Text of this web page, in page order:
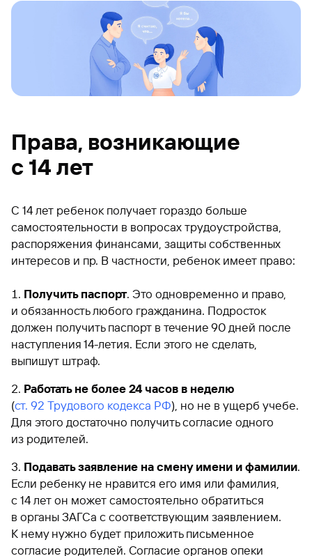
Права, возникающие
с 14 лет
С 14 лет ребенок получает гораздо больше
самостоятельности в вопросах трудоустройства,
распоряжения финансами, защиты собственных
интересов и пр. В частности, ребенок имеет право:
Получить паспорт. Это одновременно и право,
и обязанность любого гражданина. Подросток
должен получить паспорт в течение 90 дней после
наступления 14-летия. Если этого не сделать,
выпишут штраф.
Работать не более 24 часов в неделю
(ст. 92 Трудового кодекса РФ), но не в ущерб учебе.
Для этого достаточно получить согласие одного
из родителей.
Подавать заявление на смену имени и фамилии.
Если ребенку не нравится его имя или фамилия,
с 14 лет он может самостоятельно обратиться
в органы ЗАГСа с соответствующим заявлением.
К нему нужно будет приложить письменное
согласие родителей. Согласие органов опеки